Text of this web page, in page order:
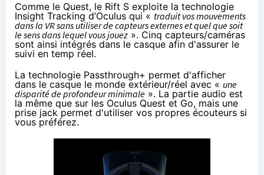
Comme le Quest, le Rift S exploite la technologie
Insight Tracking d’Oculus qui « traduit vos mouvements
dans la VR sans utiliser de capteurs externes et quel que soit
le sens dans lequel vous jouez ». Cinq capteurs/caméras
sont ainsi intégrés dans le casque afin d'assurer le
suivi en temp réel.
La technologie Passthrough+ permet d'afficher
dans le casque le monde extérieur/réel avec « une
disparité de profondeur minimale ». La partie audio est
la même que sur les Oculus Quest et Go, mais une
prise jack permet d'utiliser vos propres écouteurs si
vous préférez.